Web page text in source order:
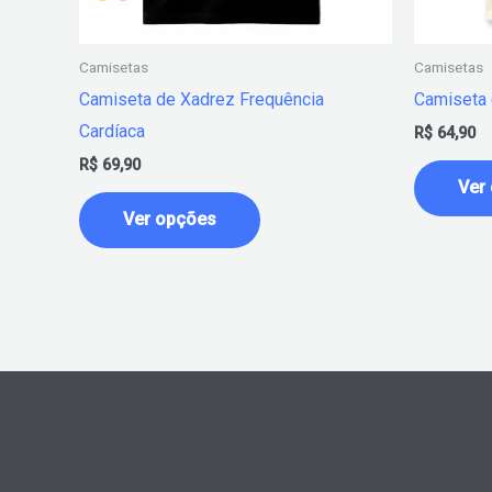
Camisetas
Camiseta de Xadrez Frequência
Cardíaca
R$ 69,90
Ver opções
escolhidas
página
Camisetas
Camiseta
R$ 64,90
Ver